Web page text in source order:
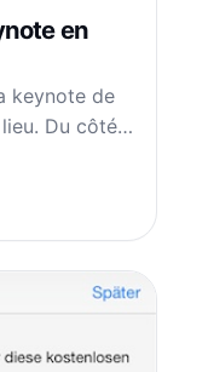
en
keynote de
Du côté…